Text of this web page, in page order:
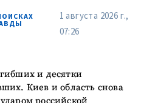
1 августа 2026 г.,
07:26
и десятки
Киев и область снова
российской
Электронная почта
Я прочитал(а) и согласен(на) с
политикой конфиденциальности